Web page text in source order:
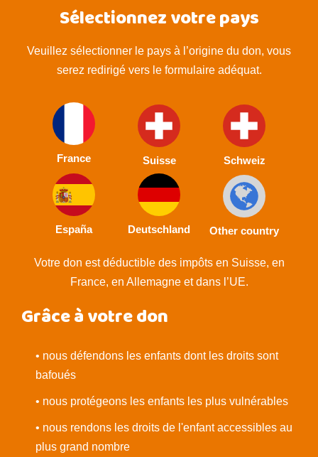
Sélectionnez votre pays
Veuillez sélectionner le pays à l’origine du don, vous
serez redirigé vers le formulaire adéquat.
France Suisse Schweiz
España Deutschland Other country
Votre don est déductible des impôts en Suisse, en
France, en Allemagne et dans l’UE.
Grâce à votre don
• nous défendons les enfants dont les droits sont
bafoués
• nous protégeons les enfants les plus vulnérables
• nous rendons les droits de l'enfant accessibles au
plus grand nombre